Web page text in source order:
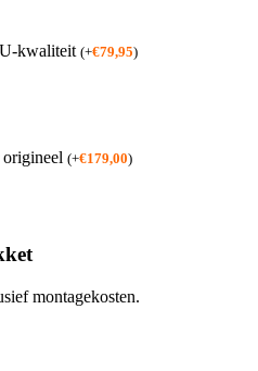
kwaliteit (+€79,95)
(+€179,00)
montagekosten.